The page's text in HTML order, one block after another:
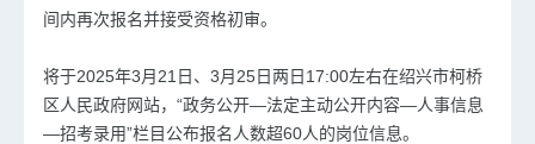
间内再次报名并接受资格初审。
将于2025年3月21日、3月25日两日17:00左右在绍兴市柯桥
区人民政府网站，“政务公开—法定主动公开内容—人事信息
—招考录用”栏目公布报名人数超60人的岗位信息。